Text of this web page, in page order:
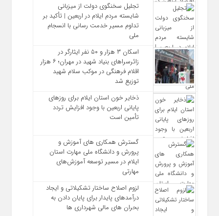
تجلیل سخنگوی دولت از میزبانی
شایسته مردم ایلام در اربعین | تأکید بر
تداوم مسیر خدمت‌ رسانی با انسجام
ملی
اسکان ۳ هزار و ۵۰ نفر ایثارگر در
زائرسراهای بنیاد شهید در مهران؛ ۶ هزار
اقلام فرهنگی در موکب سلام شهید
توزیع شد
ذخایر خون استان ایلام برای روزهای
پایانی اربعین با وجود افزایش تردد
تأمین است
گسترش همکاری‌ های آموزش و
پرورش و دانشگاه ملی مهارت استان
ایلام در مسیر توسعه آموزش‌های
مهارتی
لزوم اصلاح ساختار تشکیلاتی و ایجاد
درآمدهای پایدار برای پایان دادن به
بحران‌ های مالی شهرداری‌ ها